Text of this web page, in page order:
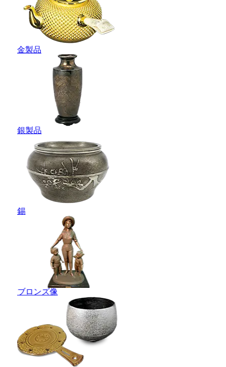
金製品
銀製品
錫
ブロンズ像